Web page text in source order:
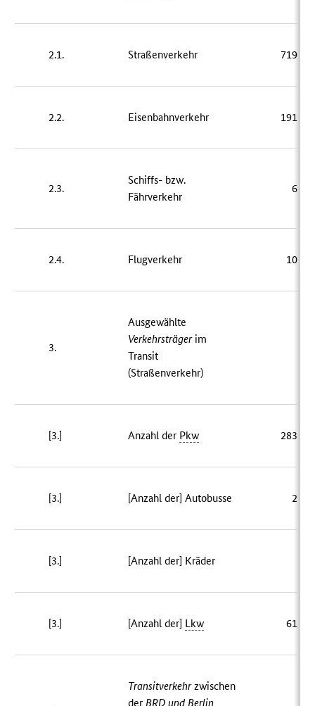
2.1. Straßenverkehr 719
2.2. Eisenbahnverkehr 191
2.3.
Schiffs- bzw.
Fährverkehr
6
2.4. Flugverkehr 10
3.
Ausgewählte
Verkehrsträgerim
Transit
(Straßenverkehr)
[3.] Anzahl der Pkw 283
[3.] [Anzahl der] Autobusse 2
[3.] [Anzahl der] Kräder
[3.] [Anzahl der] Lkw 61
Transitverkehrzwischen
derBRD und Berlin